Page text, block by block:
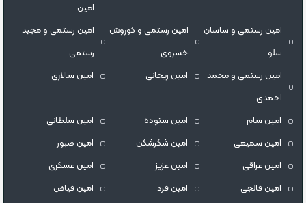
امین
امین رستمی و ساسان
سلو
امین رستمی و کوروش
خسروی
امین رستمی و مجید
رستمی
امین رستمی و محمد
احمدی
امین ریحانی امین سالاری
امین سام امین ستوده
امین سلطانی
امین سمیعی
امین شکرشکن
امین صبور
امین عراقی
امین عزیز
امین عسکری
امین فالجی
امین فرد
امین فیاض